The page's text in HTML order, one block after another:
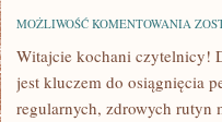
MOŻLIWOŚĆ KOMENTOWANIA JAK
Witajcie kochani czytelnicy!
jest kluczem do osiągnięcia
‍regularnych, zdrowych rutyn